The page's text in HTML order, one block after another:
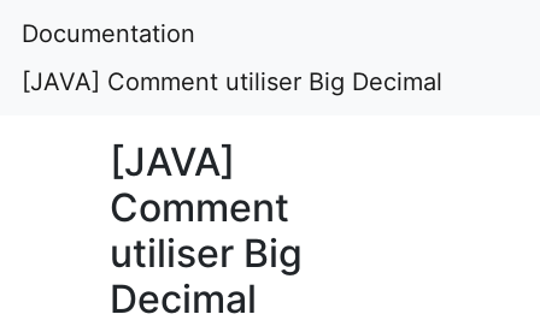
Documentation
[JAVA] Comment utiliser Big Decimal
[JAVA]
Comment
utiliser Big
Decimal